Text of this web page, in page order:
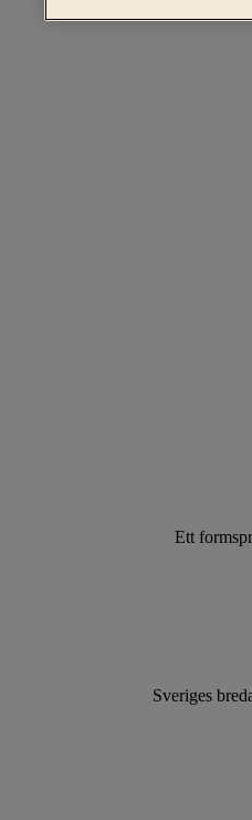
Ett
Sveriges